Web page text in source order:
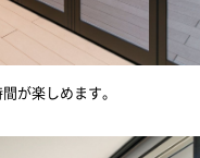
が楽しめます。